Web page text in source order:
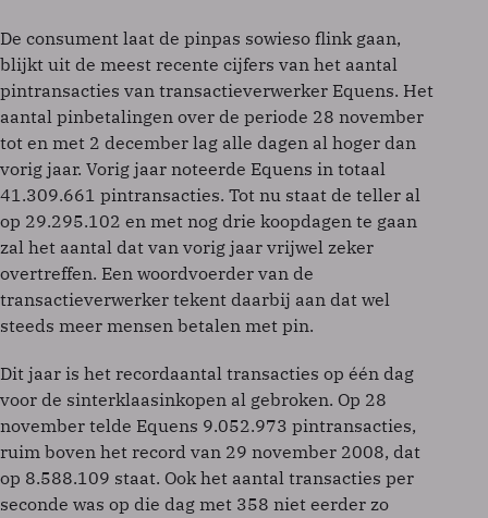
De consument laat de pinpas sowieso flink gaan,
blijkt uit de meest recente cijfers van het aantal
pintransacties van transactieverwerker Equens. Het
aantal pinbetalingen over de periode 28 november
tot en met 2 december lag alle dagen al hoger dan
vorig jaar. Vorig jaar noteerde Equens in totaal
41.309.661 pintransacties. Tot nu staat de teller al
op 29.295.102 en met nog drie koopdagen te gaan
zal het aantal dat van vorig jaar vrijwel zeker
overtreffen. Een woordvoerder van de
transactieverwerker tekent daarbij aan dat wel
steeds meer mensen betalen met pin.
Dit jaar is het recordaantal transacties op één dag
voor de sinterklaasinkopen al gebroken. Op 28
november telde Equens 9.052.973 pintransacties,
ruim boven het record van 29 november 2008, dat
op 8.588.109 staat. Ook het aantal transacties per
seconde was op die dag met 358 niet eerder zo